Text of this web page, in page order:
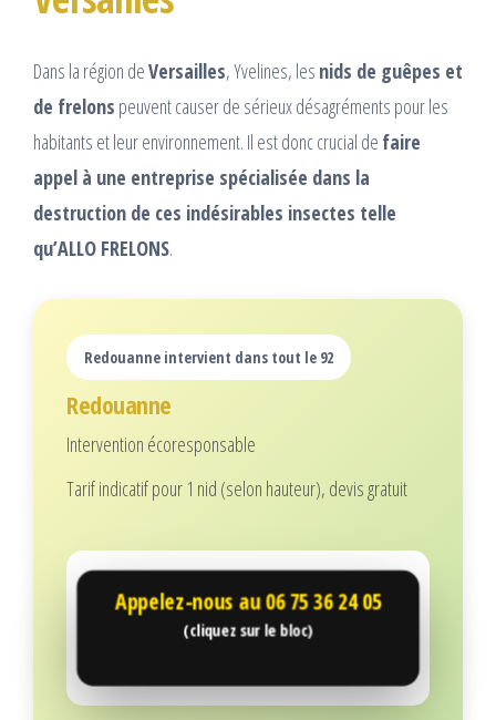
Dans la région deVersailles, Yvelines, les nids de guêpes et
de frelons peuvent causer de sérieux désagréments pour les
habitants et leur environnement. Il est donc crucial de faire
appel à une entreprise spécialisée dans la
destruction de ces indésirables insectes telle
qu’ALLO FRELONS.
Redouanne intervient dans tout le 92
Redouanne
Intervention écoresponsable
Tarif indicatif pour 1 nid (selon hauteur), devis gratuit
Appelez-nous au06 75 36 24 05
(cliquez sur le bloc)